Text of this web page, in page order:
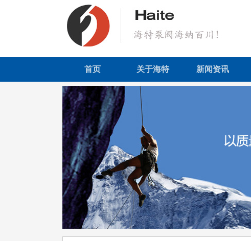
首页 关于海特 新闻资讯